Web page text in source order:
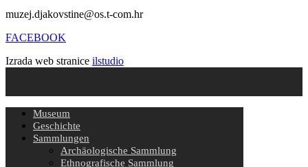
muzej.djakovstine@os.t-com.hr
FACEBOOK
Izrada web stranice ilstudio
Museum
Geschichte
Sammlungen
Archäologische Sammlung
Ethnografische Sammlung